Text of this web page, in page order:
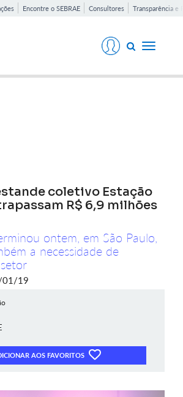
Encontre o SEBRAE Consultores Transparência e
Toggle
coletivo Estação
R$ 6,9 milhões
ontem, em São Paulo,
a necessidade de
01/19
AOS FAVORITOS